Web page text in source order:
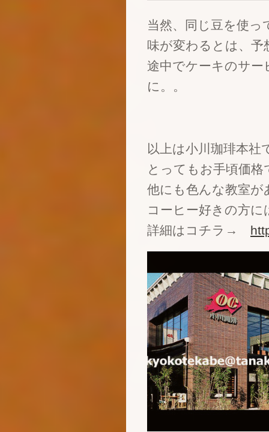
当然、同じ豆を使
味が変わるとは、予
途中でケーキのサー
に。。
以上は小川珈琲本
とってもお手頃価
他にも色んな教室が
コーヒー好きの方
詳細はコチラ→